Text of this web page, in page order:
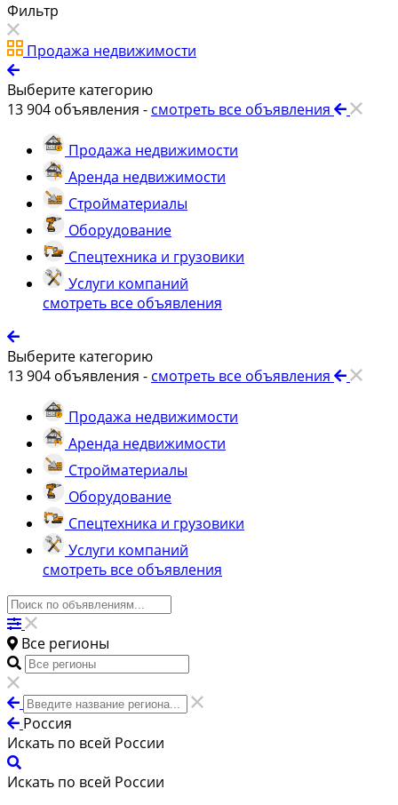
Фильтр
Продажа недвижимости
Выберите категорию
13 904 объявления - смотреть все объявления
Продажа недвижимости
Аренда недвижимости
Стройматериалы
Оборудование
Спецтехника и грузовики
Услуги компаний
смотреть все объявления
Выберите категорию
13 904 объявления - смотреть все объявления
Продажа недвижимости
Аренда недвижимости
Стройматериалы
Оборудование
Спецтехника и грузовики
Услуги компаний
смотреть все объявления
Все регионы
Россия
Искать по всей России
Искать по всей России